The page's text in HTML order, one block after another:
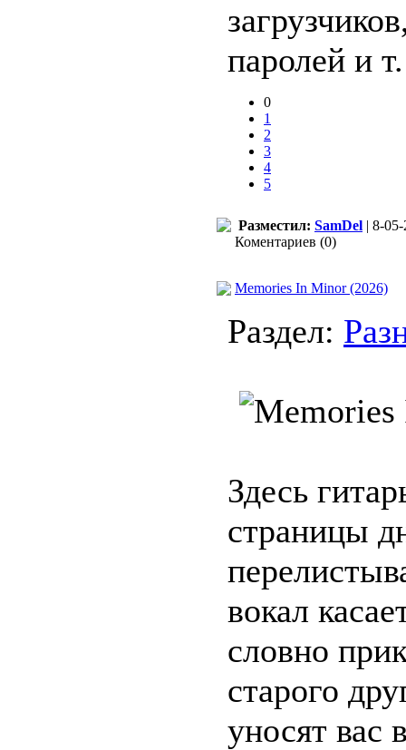
паролей и
0
1
2
3
4
5
Разместил: SamDel | 8-
Коментариев (0)
Memories In Minor (2026)
Раздел:
Здесь
страницы
вокал
словно
старого
уносят вас